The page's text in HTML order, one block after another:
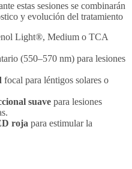
estas sesiones se combinarán
y evolución del tratamiento
Light®, Medium o TCA
(550–570 nm) para lesiones
focal para léntigos solares o
suave para lesiones
roja para estimular la